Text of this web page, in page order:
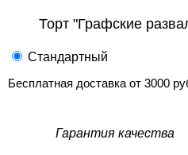
Торт "Графские
Стандартный
Бесплатная доставка от 3000
Гарантия качества